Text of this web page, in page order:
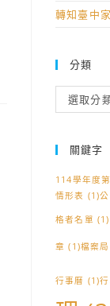
轉知臺中
分類
類
選取分
關鍵字
114學年度
情形表 (1)
格者名單 (1)
章 (1)檔案局
行事曆 (1)